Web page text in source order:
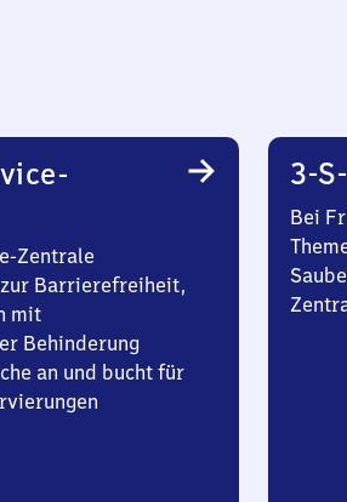
Zentrale
Barrierefreiheit,
mit
Behinderung
an und bucht für
3-
Bei